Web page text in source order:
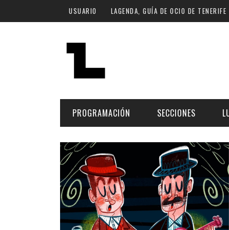
Pasar al contenido principal
USUARIO LAGENDA, GUÍA DE OCIO DE TENERIFE
PROGRAMACIÓN
FECHA
Hoy
Plan Finde
SECCIONES
MÚSICA
ESCÉNICAS
CULTURA
GASTRONOMÍA